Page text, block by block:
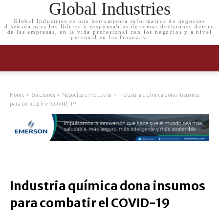
Global Industries
Global Industries es una herramienta informativa de negocios
diseñada para los líderes y responsables de tomar decisiones dentro
de las empresas, en la vida profesional con los negocios y a nivel
personal en las finanzas.
Home Secciones Negocios e Industria
Industria química dona insumos
para combatir el COVID-19
Industria química dona insumos
para combatir el COVID-19